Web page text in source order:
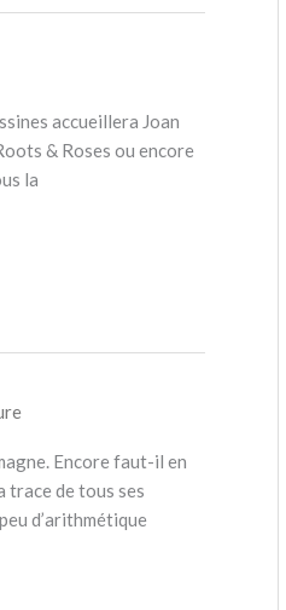
accueillera Joan
& Roses ou encore
la
Encore faut-il en
trace de tous ses
d’arithmétique